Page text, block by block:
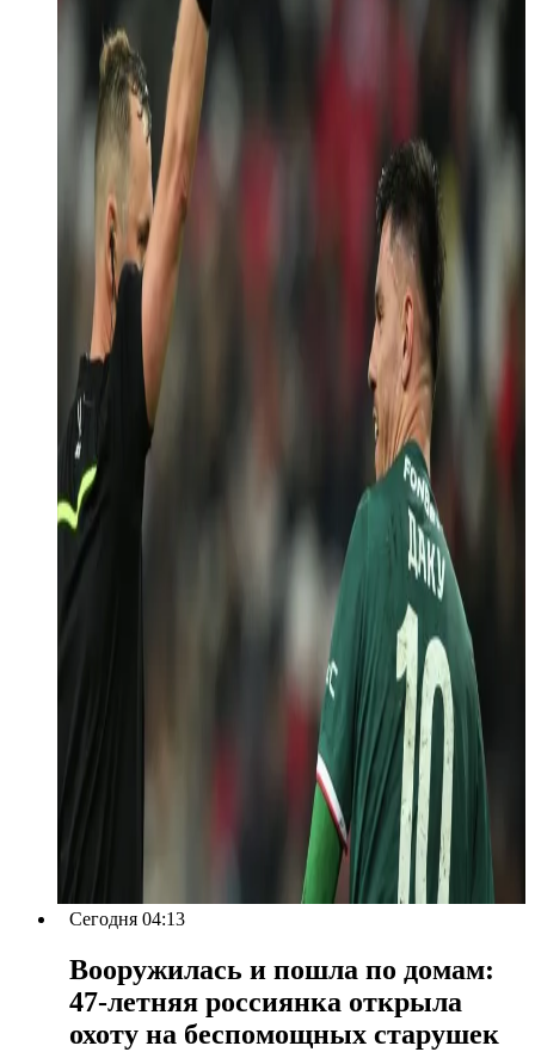
Сегодня 04:13
Вооружилась и пошла по домам:
47-летняя россиянка открыла
охоту на беспомощных старушек